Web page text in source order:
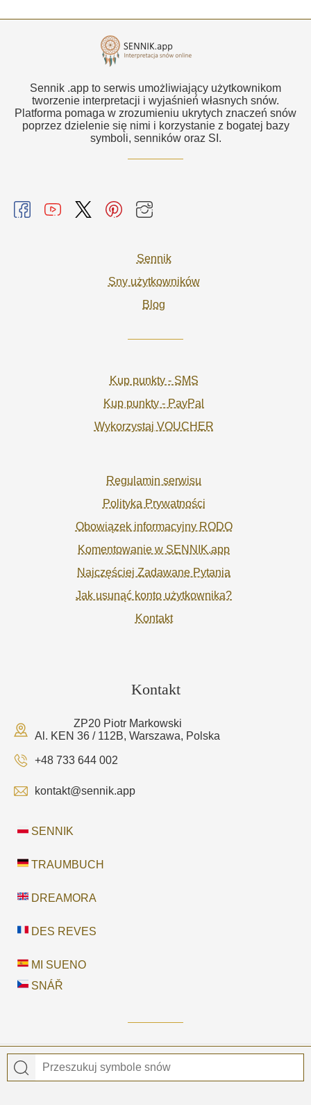
Sennik .app to serwis umożliwiający użytkownikom
tworzenie interpretacji i wyjaśnień własnych snów.
Platforma pomaga w zrozumieniu ukrytych znaczeń snów
poprzez dzielenie się nimi i korzystanie z bogatej bazy
symboli, senników oraz SI.
Sennik
Sny użytkowników
Blog
Kup punkty - SMS
Kup punkty - PayPal
Wykorzystaj VOUCHER
Regulamin serwisu
Polityka Prywatności
Obowiązek informacyjny RODO
Komentowanie w SENNIK.app
Najczęściej Zadawane Pytania
Jak usunąć konto użytkownika?
Kontakt
Kontakt
ZP20 Piotr Markowski
Al. KEN 36 / 112B, Warszawa, Polska
+48 733 644 002
kontakt@sennik.app
SENNIK
TRAUMBUCH
DREAMORA
DES REVES
MI SUENO
SNÁŘ
© 2026
Sennik